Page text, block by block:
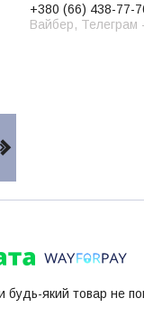
+380 (66) 438-77-
Вайбер, Телеграм -
будь-який товар не